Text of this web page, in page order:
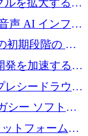
ルを拡大するた
を調達
声 AI インフラ
300 万ドルを
初期段階の AI
万ユーロのフ
発を加速するた
レシードラウン
シー ソフトウ
ルを調達
トフォームを